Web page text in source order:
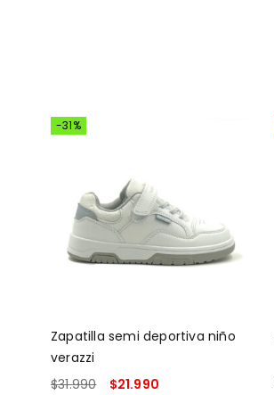
-31%
Zapatilla semi deportiva niño
verazzi
$31.990 $21.990